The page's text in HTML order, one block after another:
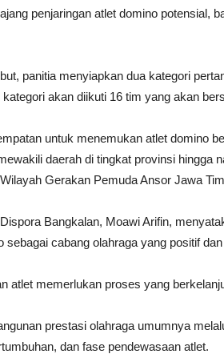
penjaringan atlet domino potensial,
panitia menyiapkan dua kategori
akan diikuti 16 tim yang akan
untuk menemukan atlet domino
daerah di tingkat provinsi hingga
Gerakan Pemuda Ansor Jawa
Bangkalan, Moawi Arifin,
sebagai cabang olahraga yang positif
atlet memerlukan proses yang
prestasi olahraga umumnya
dan fase pendewasaan atlet.